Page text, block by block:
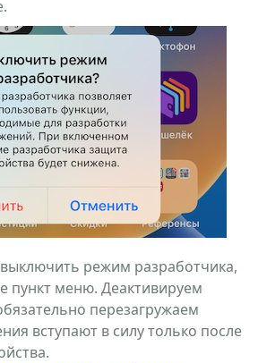
режим разработчика,
пункт меню. Деактивируем
перезагружаем
вступают в силу только после